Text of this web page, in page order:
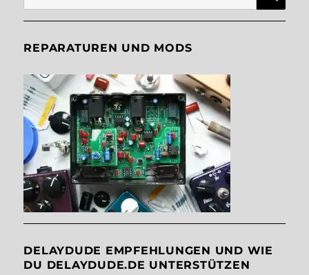
nach:
REPARATUREN UND MODS
DELAYDUDE EMPFEHLUNGEN UND WIE
DU DELAYDUDE.DE UNTERSTÜTZEN